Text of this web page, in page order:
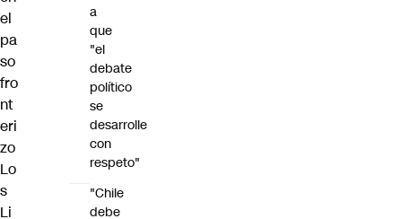
el
pa
so
fro
nt
eri
zo
Lo
s
Li
a
que
"el
debate
político
se
desarrolle
con
respeto"
"Chile
debe